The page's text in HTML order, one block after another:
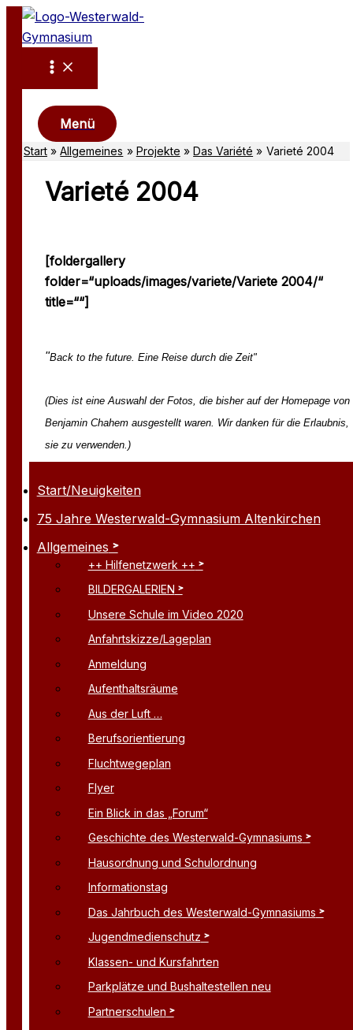
Zum
Inhalt
springen
Menü
Start Allgemeines Projekte Das Variété Varieté 2004
Start/Neuigkeiten
75 Jahre Westerwald-Gymnasium Altenkirchen
Allgemeines
++ Hilfenetzwerk ++
BILDERGALERIEN
Unsere Schule im Video 2020
Anfahrtskizze/Lageplan
Anmeldung
Aufenthaltsräume
Aus der Luft …
Berufsorientierung
Fluchtwegeplan
Flyer
Ein Blick in das „Forum“
Geschichte des Westerwald-Gymnasiums
Hausordnung und Schulordnung
Informationstag
Das Jahrbuch des Westerwald-Gymnasiums
Jugendmedienschutz
Klassen- und Kursfahrten
Parkplätze und Bushaltestellen neu
Partnerschulen
Varieté 2004
[foldergallery
folder=“uploads/images/variete/Variete 2004/“
title=““]
"Back to the future. Eine Reise durch die Zeit"
(Dies ist eine Auswahl der Fotos, die bisher auf der Homepage von
Benjamin Chahem ausgestellt waren. Wir danken für die Erlaubnis,
sie zu verwenden.)